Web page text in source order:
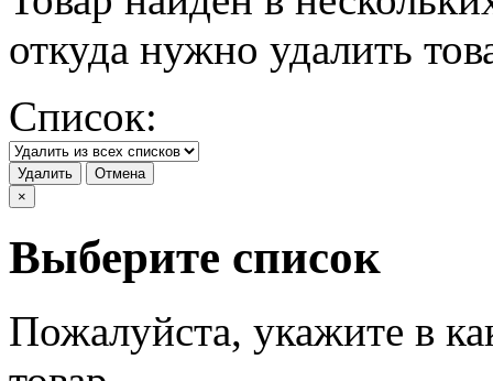
откуда нужно удалить
Список:
Удалить
Отмена
×
Выберите список
Пожалуйста, укажите в